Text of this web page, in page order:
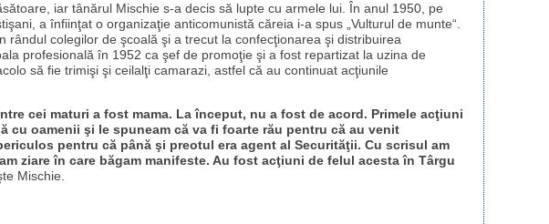
iar tânărul Mischie s-a decis să lupte cu armele lui. În anul 1950, pe
a înfiinţat o organizaţie anticomunistă căreia i-a spus „Vulturul de munte“.
rândul colegilor de şcoală şi a trecut la confecţionarea şi distribuirea
profesională în 1952 ca şef de promoţie şi a fost repartizat la uzina de
să fie trimişi şi ceilalţi camarazi, astfel că au continuat acţiunile
cei maturi a fost mama. La început, nu a fost de acord. Primele acţiuni
cu oamenii şi le spuneam că va fi foarte rău pentru că au venit
pentru că până şi preotul era agent al Securităţii. Cu scrisul am
ziare în care băgam manifeste. Au fost acţiuni de felul acesta în Târgu
Mischie.